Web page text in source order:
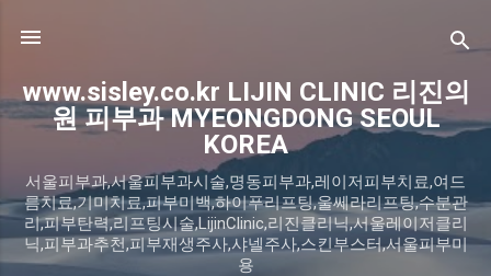
www.sisley.co.kr LIJIN CLINIC 리진의
원 피부과 MYEONGDONG SEOUL
KOREA
서울피부과,서울피부과시술,명동피부과,레이저피부치료,여드
름치료,기미치료,피부미백,하이푸리프팅,울쎄라리프팅,수분관
리,피부탄력,리프팅시술,LijinClinic,리진클리닉,서울레이저클리
닉,피부과추천,피부재생주사,샤넬주사,스킨부스터,서울피부미
용